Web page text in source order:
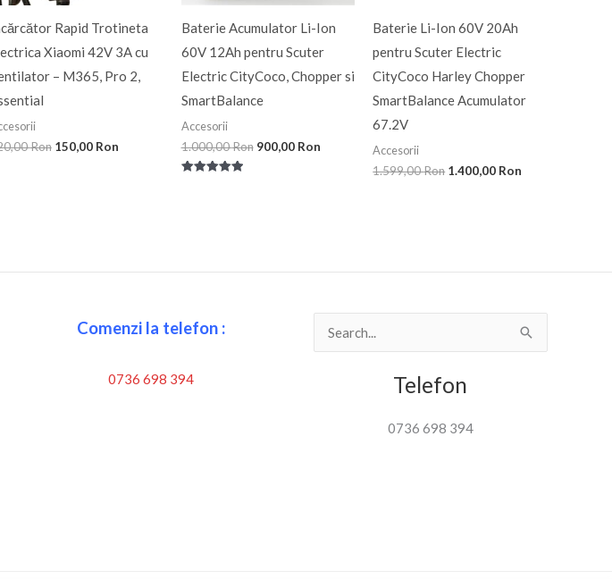
Rapid Trotineta
Xiaomi 42V 3A cu
– M365, Pro 2,
Ron 150,00 Ron
Baterie Acumulator Li-Ion
60V 12Ah pentru Scuter
Electric CityCoco, Chopper si
SmartBalance
Accesorii
1.000,00Ron 900,00 Ron
Baterie Li-Ion 60V 20Ah
pentru Scuter Electric
CityCoco Harley Chopper
SmartBalance Acumulator
67.2V
Accesorii
1.599,00Ron 1.400,00 Ron
Comenzi la telefon :
0736 698 394
Search
Telefon
0736 698 394